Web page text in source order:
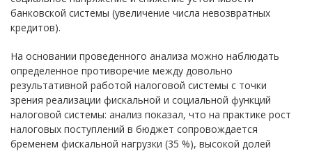
банковской системы (увеличение числа невозвратных
кредитов).
На основании проведенного анализа можно наблюдать
определенное противоречие между довольно
результативной работой налоговой системы с точки
зрения реализации фискальной и социальной функций
налоговой системы: анализ показал, что на практике рост
налоговых поступлений в бюджет сопровождается
бременем фискальной нагрузки (35 %), высокой долей